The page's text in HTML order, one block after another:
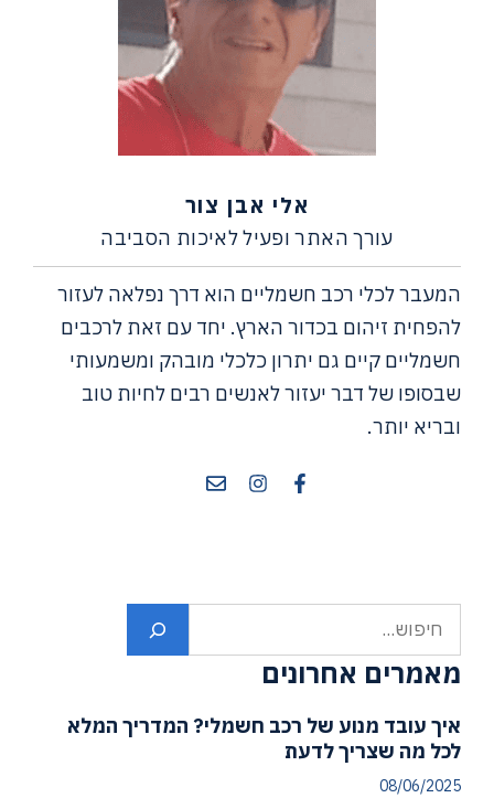
אלי אבן צור
עורך האתר ופעיל לאיכות הסביבה
המעבר לכלי רכב חשמליים הוא דרך נפלאה לעזור
להפחית זיהום בכדור הארץ. יחד עם זאת לרכבים
חשמליים קיים גם יתרון כלכלי מובהק ומשמעותי
שבסופו של דבר יעזור לאנשים רבים לחיות טוב
ובריא יותר.
חיפוש
מאמרים אחרונים
איך עובד מנוע של רכב חשמלי? המדריך המלא
לכל מה שצריך לדעת
08/06/2025